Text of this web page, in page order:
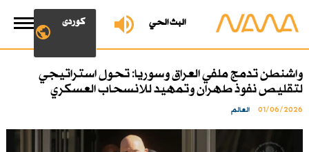
البث الحي کوردی
واشنطن تدمج ملفي العراق وسوريا: تحول استراتيجي
لتقليص نفوذ طهران وتمهيد للانسحاب العسكري
01/06/2026 العالم